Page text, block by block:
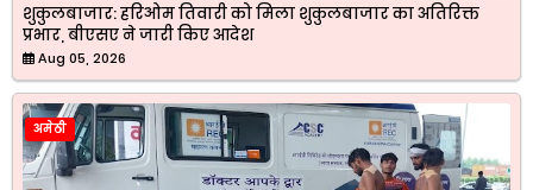
शुकुलबाजार: हरिओम तिवारी को मिला शुकुलबाजार का अतिरिक्त
प्रभार, बीएसए ने जारी किए आदेश
Aug 05, 2026
अमेठी